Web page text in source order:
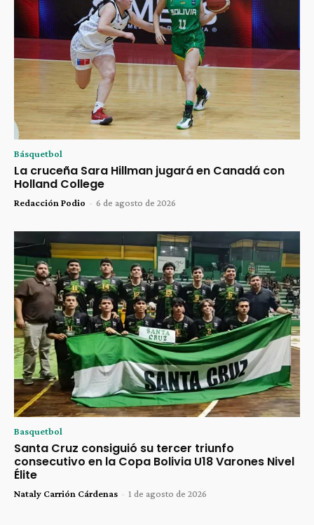
Básquetbol
La cruceña Sara Hillman jugará en Canadá con
Holland College
Redacción Podio - 6 de agosto de 2026
Basquetbol
Santa Cruz consiguió su tercer triunfo
consecutivo en la Copa Bolivia U18 Varones Nivel
Élite
Nataly Carrión Cárdenas - 1 de agosto de 2026